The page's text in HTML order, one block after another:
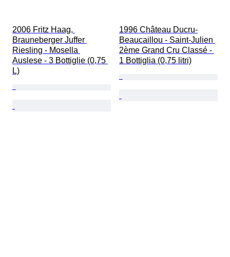
2006 Fritz Haag,
Brauneberger Juffer
Riesling - Mosella
Auslese - 3 Bottiglie (0,75
L)
1996 Château Ducru-
Beaucaillou - Saint-Julien
2ème Grand Cru Classé -
1 Bottiglia (0,75 litri)